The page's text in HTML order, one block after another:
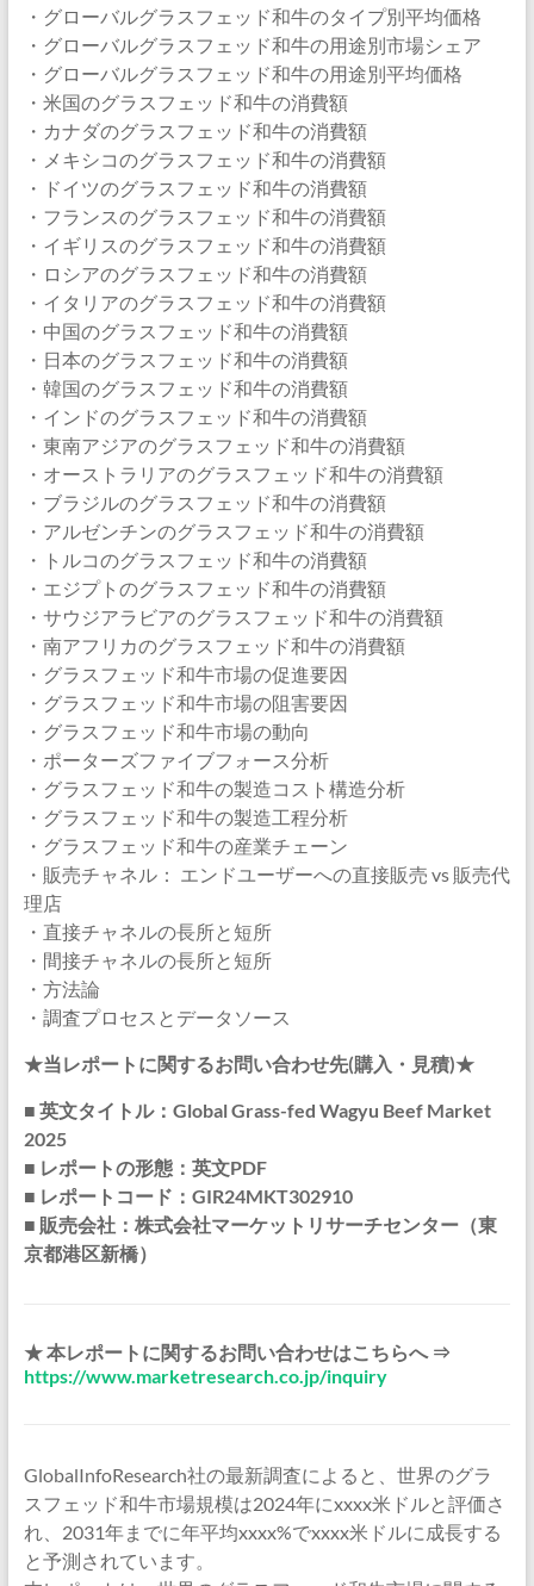
・グローバルグラスフェッド和牛のタイプ別平均価格
・グローバルグラスフェッド和牛の用途別市場シェア
・グローバルグラスフェッド和牛の用途別平均価格
・米国のグラスフェッド和牛の消費額
・カナダのグラスフェッド和牛の消費額
・メキシコのグラスフェッド和牛の消費額
・ドイツのグラスフェッド和牛の消費額
・フランスのグラスフェッド和牛の消費額
・イギリスのグラスフェッド和牛の消費額
・ロシアのグラスフェッド和牛の消費額
・イタリアのグラスフェッド和牛の消費額
・中国のグラスフェッド和牛の消費額
・日本のグラスフェッド和牛の消費額
・韓国のグラスフェッド和牛の消費額
・インドのグラスフェッド和牛の消費額
・東南アジアのグラスフェッド和牛の消費額
・オーストラリアのグラスフェッド和牛の消費額
・ブラジルのグラスフェッド和牛の消費額
・アルゼンチンのグラスフェッド和牛の消費額
・トルコのグラスフェッド和牛の消費額
・エジプトのグラスフェッド和牛の消費額
・サウジアラビアのグラスフェッド和牛の消費額
・南アフリカのグラスフェッド和牛の消費額
・グラスフェッド和牛市場の促進要因
・グラスフェッド和牛市場の阻害要因
・グラスフェッド和牛市場の動向
・ポーターズファイブフォース分析
・グラスフェッド和牛の製造コスト構造分析
・グラスフェッド和牛の製造工程分析
・グラスフェッド和牛の産業チェーン
・販売チャネル： エンドユーザーへの直接販売 vs 販売代
理店
・直接チャネルの長所と短所
・間接チャネルの長所と短所
・方法論
・調査プロセスとデータソース
★当レポートに関するお問い合わせ先(購入・見積)★
■ 英文タイトル：Global Grass-fed Wagyu Beef Market
2025
■ レポートの形態：英文PDF
■ レポートコード：GIR24MKT302910
■ 販売会社：株式会社マーケットリサーチセンター（東
京都港区新橋）
★ 本レポートに関するお問い合わせはこちらへ ⇒
https://www.marketresearch.co.jp/inquiry
GlobalInfoResearch社の最新調査によると、世界のグラ
スフェッド和牛市場規模は2024年にxxxx米ドルと評価さ
れ、2031年までに年平均xxxx%でxxxx米ドルに成長する
と予測されています。